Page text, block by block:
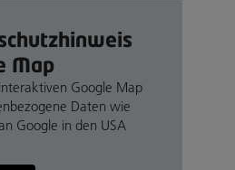
Map
Google Map
Daten wie
Google in den USA